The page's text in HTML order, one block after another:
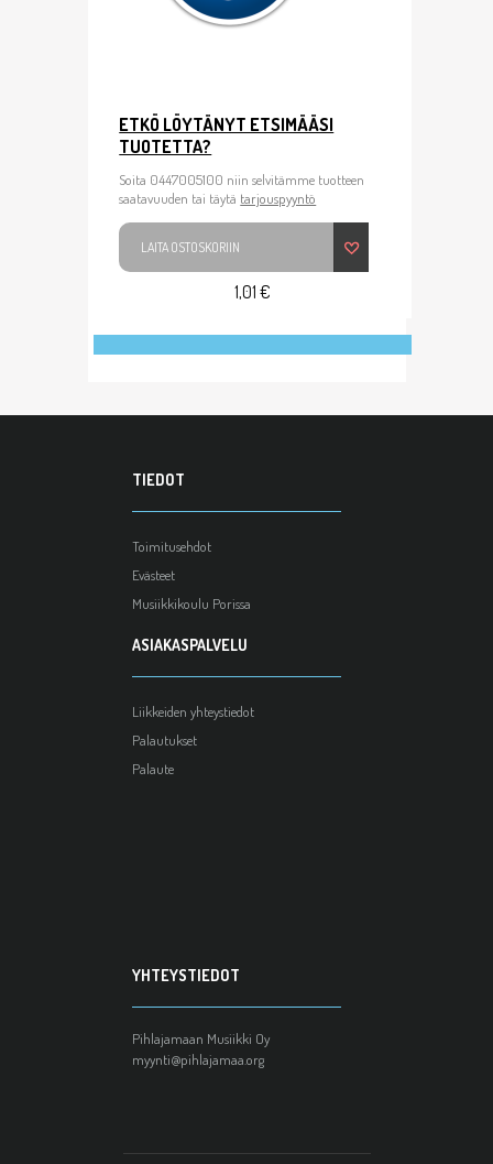
ETKÖ LÖYTÄNYT ETSIMÄÄSI
TUOTETTA?
Soita 0447005100 niin selvitämme tuotteen
saatavuuden tai täytä tarjouspyyntö
LAITA OSTOSKORIIN
1,01 €
TIEDOT
Toimitusehdot
Evästeet
Musiikkikoulu Porissa
ASIAKASPALVELU
Liikkeiden yhteystiedot
Palautukset
Palaute
YHTEYSTIEDOT
Pihlajamaan Musiikki Oy
myynti@pihlajamaa.org